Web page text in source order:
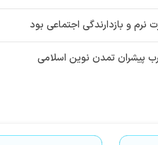
نرم و بازدارندگی اجتماعی بود
پیشران تمدن نوین اسلامی